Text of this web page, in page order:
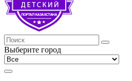
Выберите город